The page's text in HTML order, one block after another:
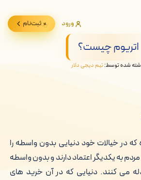
ورود ثبت‌نام
اتریوم چیست؟
شده توسط:تیم دیجی دلار
که در خیالات خود دنیایی بدون واسطه را
به یکدیگر اعتماد دارند و بدون واسطه
می کنند. دنیایی که در آن خرید های